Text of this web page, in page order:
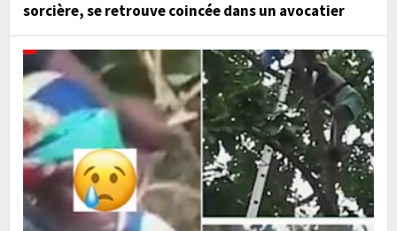
sorcière, se retrouve coincée dans un avocatier